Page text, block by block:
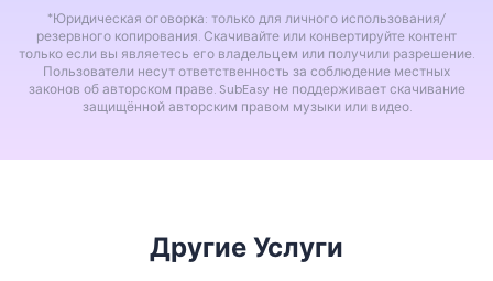
*Юридическая оговорка: только для личного использования/
резервного копирования. Скачивайте или конвертируйте контент
только если вы являетесь его владельцем или получили разрешение.
Пользователи несут ответственность за соблюдение местных
законов об авторском праве. SubEasy не поддерживает скачивание
защищённой авторским правом музыки или видео.
Другие Услуги